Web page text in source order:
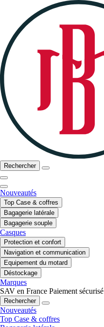
Rechercher
Nouveautés
Top Case & coffres
Bagagerie latérale
Bagagerie souple
Casques
Protection et confort
Navigation et communication
Equipement du motard
Déstockage
Marques
SAV en France Paiement sécurisé
Rechercher
Nouveautés
Top Case & coffres